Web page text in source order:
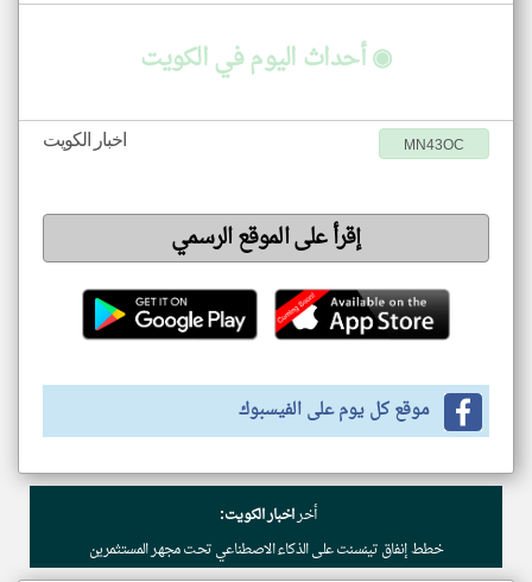
◉ أحداث اليوم في الكويت
اخبار الكويت MN43OC
إقرأ على الموقع الرسمي
موقع كل يوم على الفيسبوك
أخراخبار الكويت:
خطط إنفاق تينسنت على الذكاء الاصطناعي تحت مجهر المستثمرين